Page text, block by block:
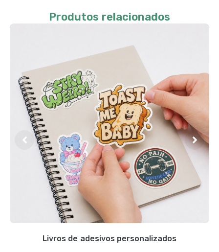
Produtos relacionados
Livros de adesivos personalizados